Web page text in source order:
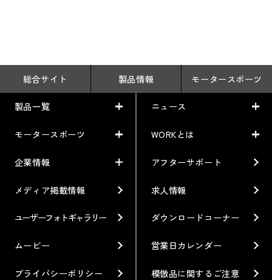
総合サイト 製品情報 モータースポーツ
製品一覧
製品一覧
車から検索
利用条件／注意事項
ブランド紹介
ホイール情報
カスタムオーダープラン
ニュース
ニュース
お知らせ
イベント情報
モータースポーツ
モータースポーツ
レーシング特集
Gymkhana
DIRT TRIAL
SUPER GT
WORKとは
WORKとは
テクノロジー
クオリティー
デザイン
企業情報
企業情報
フィロソフィー
経営理念
私たちのあるべき姿
アフターサポート
メディア掲載情報 求人情報
ユーザーフォトギャラリー ダウンロードコーナー
ムービー 営業日カレンダー
プライバシーポリシー 模倣品に関するご注意